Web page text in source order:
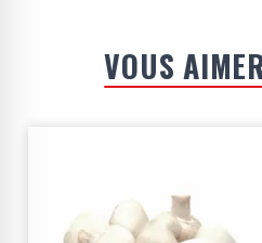
VOUS